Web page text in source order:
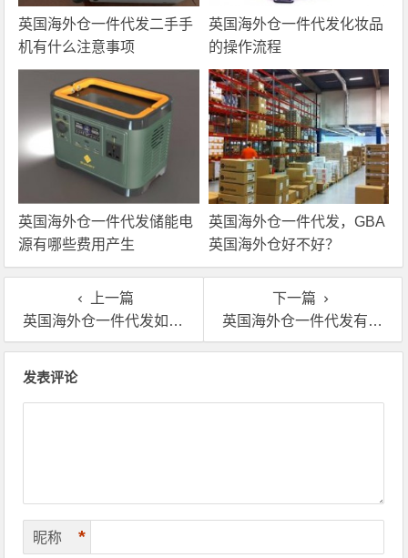
英国海外仓一件代发二手手
机有什么注意事项
英国海外仓一件代发化妆品
的操作流程
英国海外仓一件代发储能电
源有哪些费用产生
英国海外仓一件代发，GBA
英国海外仓好不好？
上一篇
英国海外仓一件代发如何收费?海外仓储费用包括哪些?
下一篇
英国海外仓一件代发有哪些？哪家好？
发表评论
昵称 *